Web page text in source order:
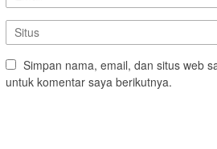
Simpan nama, email, dan situs web
untuk komentar saya berikutnya.